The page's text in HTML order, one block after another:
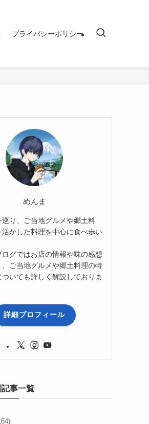
プライバシーポリシー
めんま
巡り、ご当地グルメや郷土料
活かした料理を中心に食べ歩い
ログではお店の情報や味の感想
、ご当地グルメや郷土料理の特
いても詳しく解説しておりま
詳細プロフィール
事一覧